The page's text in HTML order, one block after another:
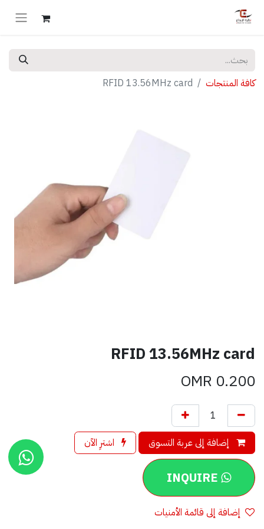
كافة المنتجات RFID 13.56MHz card
RFID 13.56MHz card
0.200
إضافة إلى عربة التسوق اشترِ الآن
INQUIRE
إضافة إلى قائمة الأمنيات